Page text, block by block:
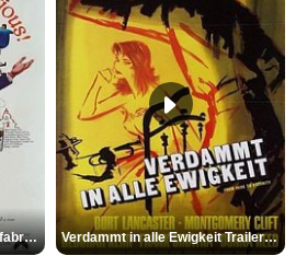
Charlie und die Schokoladenfabrik Trailer OV Verdammt in alle Ewigkeit Trailer OV